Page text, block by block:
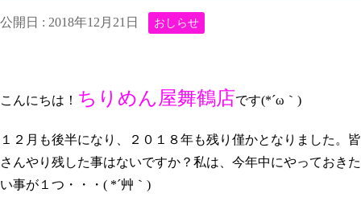
公開日 : 2018年12月21日 おしらせ
こんにちは！ ちりめん屋舞鶴店です(*´ω｀)
１２月も後半になり、２０１８年も残り僅かとなりました。皆
さんやり残した事はないですか？私は、今年中にやっておきた
い事が１つ・・・( *´艸｀)